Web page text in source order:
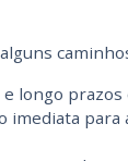
longo
imediata para